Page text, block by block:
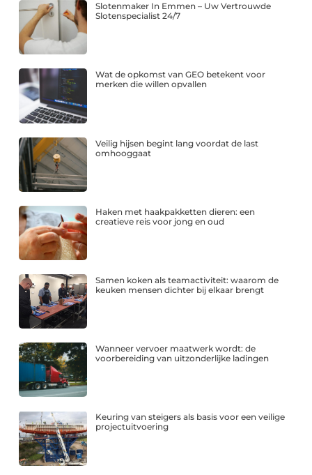
Slotenmaker In Emmen – Uw Vertrouwde
Slotenspecialist 24/7
Wat de opkomst van GEO betekent voor
merken die willen opvallen
Veilig hijsen begint lang voordat de last
omhooggaat
Haken met haakpakketten dieren: een
creatieve reis voor jong en oud
Samen koken als teamactiviteit: waarom de
keuken mensen dichter bij elkaar brengt
Wanneer vervoer maatwerk wordt: de
voorbereiding van uitzonderlijke ladingen
Keuring van steigers als basis voor een veilige
projectuitvoering